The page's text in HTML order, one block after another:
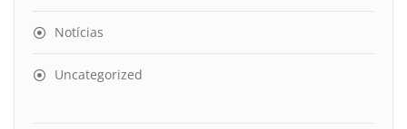
Notícias
Uncategorized